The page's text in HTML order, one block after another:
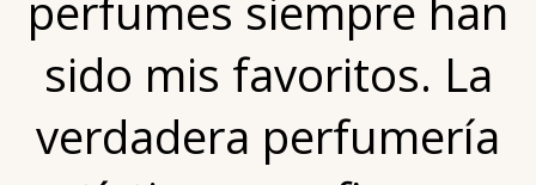
sido mis favoritos. La
verdadera perfumería